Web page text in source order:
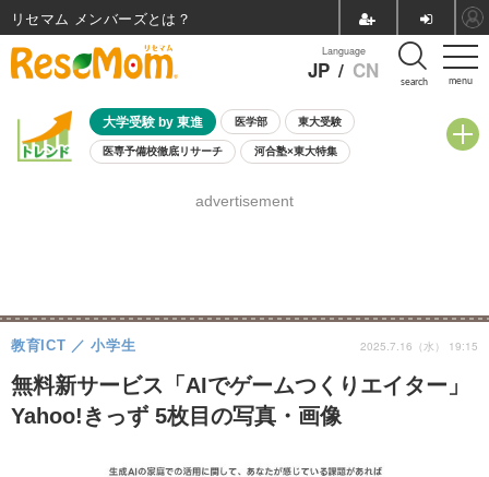
menu
Language
JP / CN search
大学受験 by 東進 医学部 東大受験
医専予備校徹底リサーチ 河合塾×東大特集
8月開催学校説明会・相談会
advertisement
無料新サービス「AIでゲームつくりエイター」
Yahoo!きっず 5枚目の写真・画像
教育ICT 小学生 2025.7.16（水） 19:15
リセマム メンバーズ